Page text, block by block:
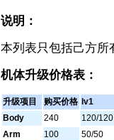
说明：
本列表只包括己方所
机体升级价格表：
升级项目 购买价格 lv1
Body
240
120/120
Arm
100
50/50